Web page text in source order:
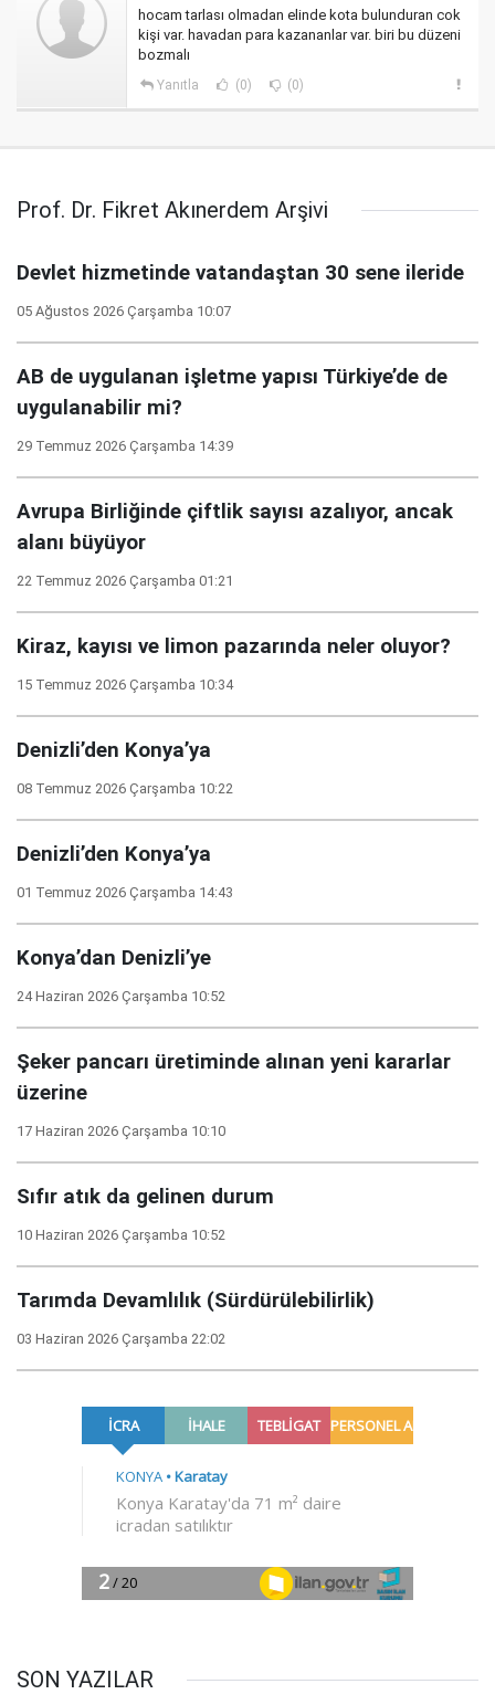
hocam tarlası olmadan elinde kota bulunduran cok
kişi var. havadan para kazananlar var. biri bu düzeni
bozmalı
Yanıtla (0) (0)
Prof. Dr. Fikret Akınerdem Arşivi
Devlet hizmetinde vatandaştan 30 sene ileride
05 Ağustos 2026 Çarşamba 10:07
AB de uygulanan işletme yapısı Türkiye’de de
uygulanabilir mi?
29 Temmuz 2026 Çarşamba 14:39
Avrupa Birliğinde çiftlik sayısı azalıyor, ancak
alanı büyüyor
22 Temmuz 2026 Çarşamba 01:21
Kiraz, kayısı ve limon pazarında neler oluyor?
15 Temmuz 2026 Çarşamba 10:34
Denizli’den Konya’ya
08 Temmuz 2026 Çarşamba 10:22
Denizli’den Konya’ya
01 Temmuz 2026 Çarşamba 14:43
Konya’dan Denizli’ye
24 Haziran 2026 Çarşamba 10:52
Şeker pancarı üretiminde alınan yeni kararlar
üzerine
17 Haziran 2026 Çarşamba 10:10
Sıfır atık da gelinen durum
10 Haziran 2026 Çarşamba 10:52
Tarımda Devamlılık (Sürdürülebilirlik)
03 Haziran 2026 Çarşamba 22:02
SON YAZILAR